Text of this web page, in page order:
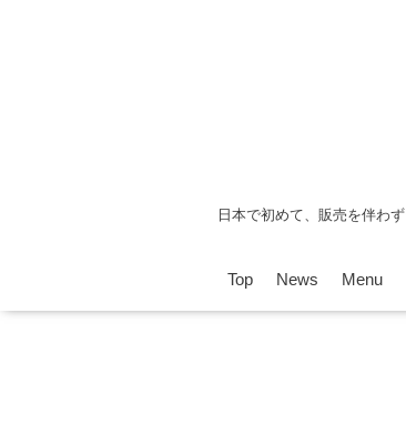
日本で初めて、販売を伴わ
Top News Menu